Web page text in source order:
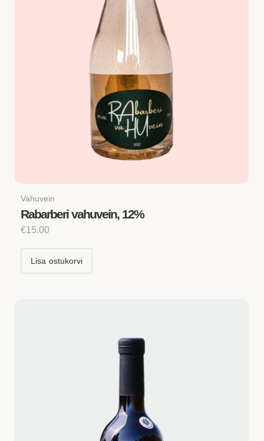
Vahuvein
Rabarberi vahuvein, 12%
€15.00
Lisa ostukorvi